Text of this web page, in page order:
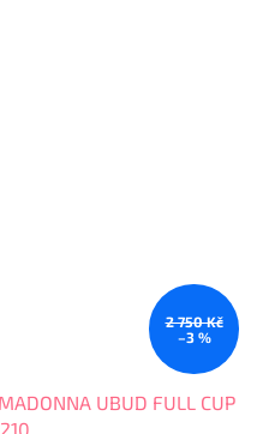
2 750 Kč
–3 %
UBUD FULL CUP